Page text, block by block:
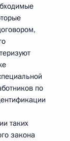
по
таких
закона